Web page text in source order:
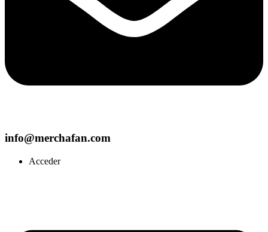
info@merchafan.com
Acceder